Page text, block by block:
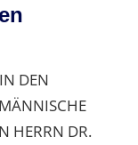
DEN
HERRN DR.